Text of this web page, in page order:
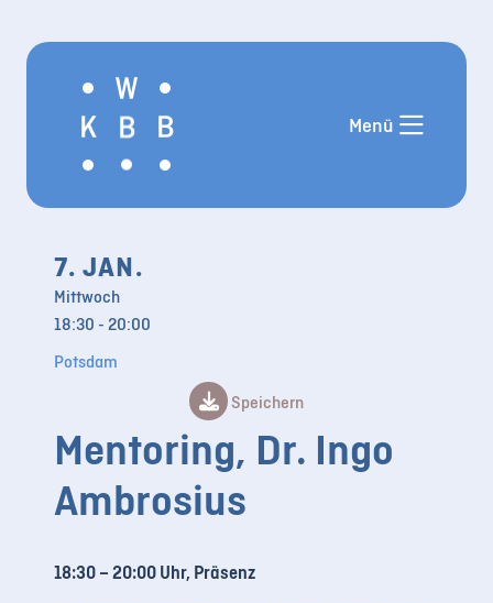
Menü
Aktuelles
Angebote
Termine
Mentor*innen im KW-BB
Weiterbildung
Allgemeinmedizin
Weiterbildung Pädiatrie
Externe
Veranstaltungshinweise
Links und Downloads
Über uns
Kontakt
LOGIN
7. JAN.
Mittwoch
18:30 - 20:00
Potsdam
Speichern
Mentoring, Dr. Ingo
Ambrosius
18:30 – 20:00 Uhr, Präsenz